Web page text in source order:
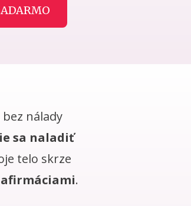
nálady
sa naladiť
telo skrze
.